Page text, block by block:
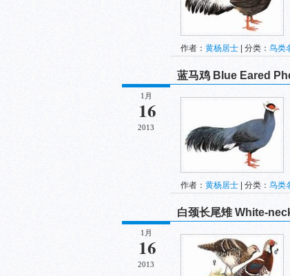
作者： 黄杨居士 | 分类： 鸟类
1月
16
2013
蓝马鸡 Blue Eared
作者： 黄杨居士 | 分类： 鸟类
1月
16
2013
白颈长尾雉 White-